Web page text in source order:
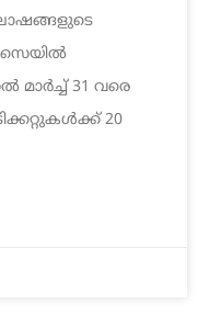
സെയിൽ
മാർച്ച് 31 വരെ
20